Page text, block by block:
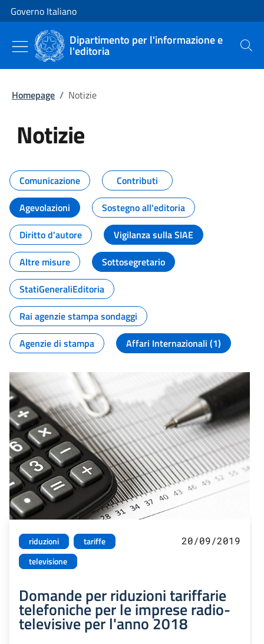
Vai al contenuto
Vai alla navigazione del sito
Governo Italiano
Dipartimento per l'informazione e
l'editoria Cerca
Homepage / Notizie
Notizie
Tutti i contenuti della pagina
Comunicazione
Contributi
Agevolazioni
Sostegno all'editoria
Diritto d'autore
Vigilanza sulla SIAE
Altre misure
Sottosegretario
StatiGeneraliEditoria
Rai agenzie stampa sondaggi
Agenzie di stampa
Affari Internazionali (1)
riduzioni
tariffe
televisione
20/09/2019
Domande per riduzioni tariffarie
telefoniche per le imprese radio-
televisive per l'anno 2018